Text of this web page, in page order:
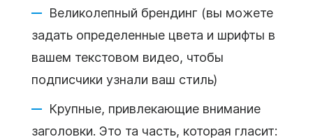
Великолепный брендинг (вы можете
задать определенные цвета и шрифты в
вашем текстовом видео, чтобы
подписчики узнали ваш стиль)
Крупные, привлекающие внимание
заголовки. Это та часть, которая гласит: